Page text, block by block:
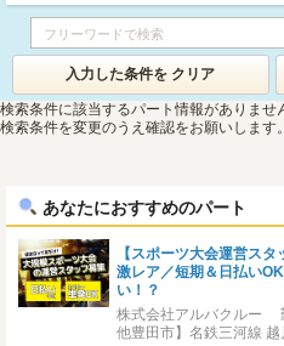
入力した条件を クリア
検索条件に該当するパート情報がありませ
検索条件を変更のうえ確認をお願いします。
あなたにおすすめのパート
【スポーツ大会運営スタ
激レア／短期＆日払い
い！？
株式会社アルバクルー
他豊田市】名鉄三河線